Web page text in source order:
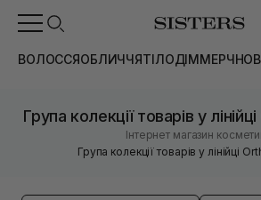
ВОЛОССЯОБЛИЧЧЯТІЛОДІММЕРЧ
Група колекції товарів у
Інтернет магазин
Група колекції товарів у лінійці